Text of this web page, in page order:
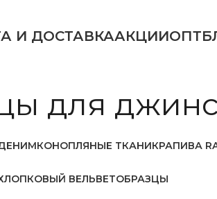
И ДОСТАВКААКЦИИОПТ
для джинс
КОНОПЛЯНЫЕ ТКАНИКРАПИВА
ВЕЛЬВЕТОБРАЗЦЫ